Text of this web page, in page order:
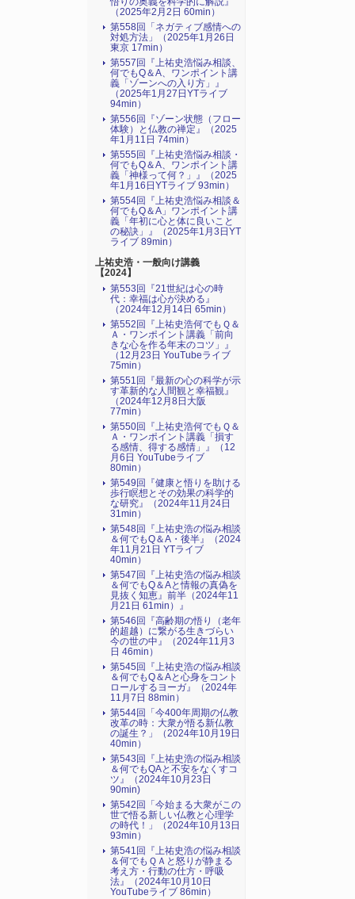
（2025年2月2日 60min）
第558回「ネガティブ感情への
対処方法」（2025年1月26日
東京 17min）
第557回『上祐史浩悩み相談、
何でもQ＆A、ワンポイント講
義「ゾーンへの入り方」』
（2025年1月27日YTライブ
94min）
第556回『ゾーン状態（フロー
体験）と仏教の禅定』（2025
年1月11日 74min）
第555回『上祐史浩悩み相談・
何でもQ＆A、ワンポイント講
義「神様って何？」』（2025
年1月16日YTライブ 93min）
第554回『上祐史浩悩み相談＆
何でもQ＆A」ワンポイント講
義「年初に心と体に良いこと
の秘訣」』（2025年1月3日YT
ライブ 89min）
上祐史浩・一般向け講義
【2024】
第553回『21世紀は心の時
代：幸福は心が決める』
（2024年12月14日 65min）
第552回『上祐史浩何でもＱ＆
Ａ・ワンポイント講義「前向
きな心を作る年末のコツ」』
（12月23日 YouTubeライブ
75min）
第551回『最新の心の科学が示
す革新的な人間観と幸福観』
（2024年12月8日大阪
77min）
第550回『上祐史浩何でもＱ＆
Ａ・ワンポイント講義「損す
る感情、得する感情」』（12
月6日 YouTubeライブ
80min）
第549回『健康と悟りを助ける
歩行瞑想とその効果の科学的
な研究』（2024年11月24日
31min）
第548回『上祐史浩の悩み相談
＆何でもQ＆A・後半』（2024
年11月21日 YTライブ
40min）
第547回『上祐史浩の悩み相談
＆何でもQ＆Aと情報の真偽を
見抜く知恵』前半（2024年11
月21日 61min）』
第546回『高齢期の悟り（老年
的超越）に繋がる生きづらい
今の世の中』（2024年11月3
日 46min）
第545回『上祐史浩の悩み相談
＆何でもQ＆Aと心身をコント
ロールするヨーガ』（2024年
11月7日 88min）
第544回「今400年周期の仏教
改革の時：大衆が悟る新仏教
の誕生？」（2024年10月19日
40min）
第543回『上祐史浩の悩み相談
＆何でもQAと不安をなくすコ
ツ』（2024年10月23日
90min)
第542回「今始まる大衆がこの
世で悟る新しい仏教と心理学
の時代！」（2024年10月13日
93min）
第541回『上祐史浩の悩み相談
＆何でもＱＡと怒りが静まる
考え方・行動の仕方・呼吸
法』（2024年10月10日
YouTubeライブ 86min）